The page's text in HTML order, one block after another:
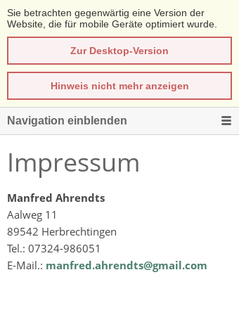
Sie betrachten gegenwärtig eine Version der
Website, die für mobile Geräte optimiert wurde.
Zur Desktop-Version
Hinweis nicht mehr anzeigen
Navigation einblenden
Impressum
Manfred Ahrendts
Aalweg 11
89542 Herbrechtingen
Tel.: 07324-986051
E-Mail.: manfred.ahrendts@gmail.com